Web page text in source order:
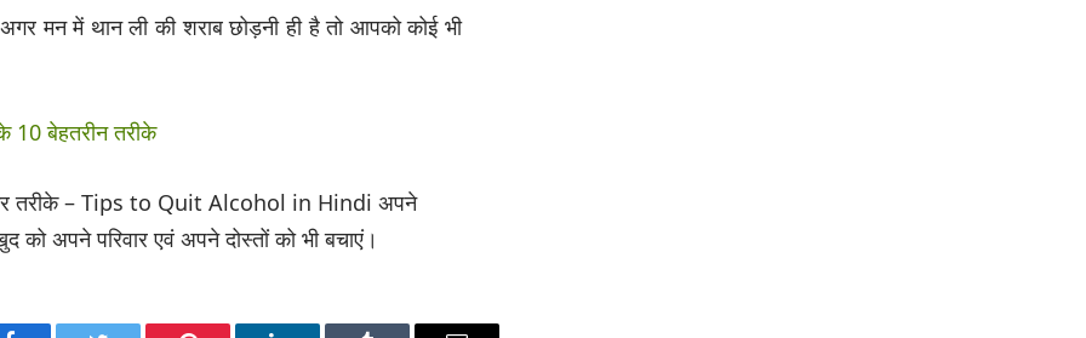
मन में थान ली की शराब छोड़नी ही है तो आपको कोई भी
बेहतरीन तरीके
तरीके – Tips to Quit Alcohol in Hindi अपने
अपने परिवार एवं अपने दोस्तों को भी बचाएं।